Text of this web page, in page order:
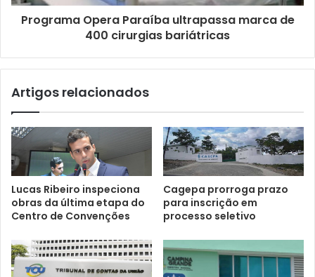
Programa Opera Paraíba ultrapassa marca de
400 cirurgias bariátricas
Artigos relacionados
Lucas Ribeiro inspeciona
obras da última etapa do
Centro de Convenções
Cagepa prorroga prazo
para inscrição em
processo seletivo